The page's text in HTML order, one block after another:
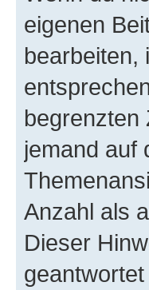
eigenen
bearbeiten,
begrenzten
jemand auf
Anzahl als
Dieser